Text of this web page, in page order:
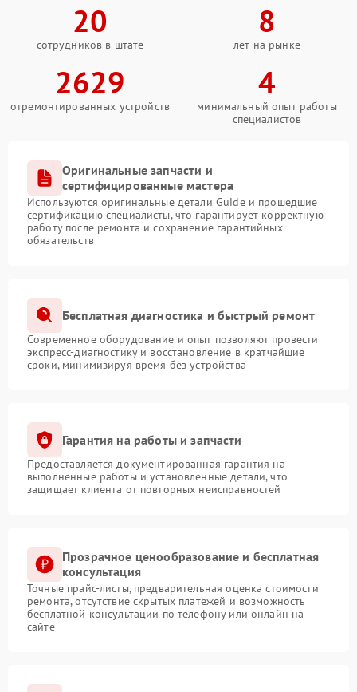
20
сотрудников в штате
8
лет на рынке
2629
отремонтированных устройств
4
минимальный опыт работы
специалистов
Оригинальные запчасти и
сертифицированные мастера
Используются оригинальные детали Guide и прошедшие
сертификацию специалисты, что гарантирует корректную
работу после ремонта и сохранение гарантийных
обязательств
Бесплатная диагностика и быстрый ремонт
Современное оборудование и опыт позволяют провести
экспресс-диагностику и восстановление в кратчайшие
сроки, минимизируя время без устройства
Гарантия на работы и запчасти
Предоставляется документированная гарантия на
выполненные работы и установленные детали, что
защищает клиента от повторных неисправностей
Прозрачное ценообразование и бесплатная
консультация
Точные прайс-листы, предварительная оценка стоимости
ремонта, отсутствие скрытых платежей и возможность
бесплатной консультации по телефону или онлайн на
сайте